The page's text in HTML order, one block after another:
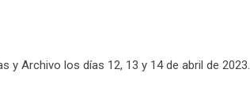
y Archivo los días 12, 13 y 14 de abril de 2023.